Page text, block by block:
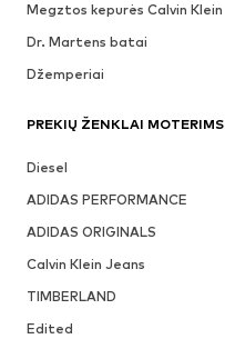
Megztos kepurės Calvin Klein
Dr. Martens batai
Džemperiai
PREKIŲ ŽENKLAI MOTERIMS
Diesel
ADIDAS PERFORMANCE
ADIDAS ORIGINALS
Calvin Klein Jeans
TIMBERLAND
Edited